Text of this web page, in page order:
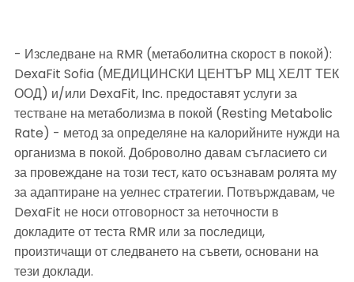
- Изследване на RMR (метаболитна скорост в покой):
DexaFit Sofia (МЕДИЦИНСКИ ЦЕНТЪР МЦ ХЕЛТ ТЕК
ООД) и/или DexaFit, Inc. предоставят услуги за
тестване на метаболизма в покой (Resting Metabolic
Rate) - метод за определяне на калорийните нужди на
организма в покой. Доброволно давам съгласието си
за провеждане на този тест, като осъзнавам ролята му
за адаптиране на уелнес стратегии. Потвърждавам, че
DexaFit не носи отговорност за неточности в
докладите от теста RMR или за последици,
произтичащи от следването на съвети, основани на
тези доклади.